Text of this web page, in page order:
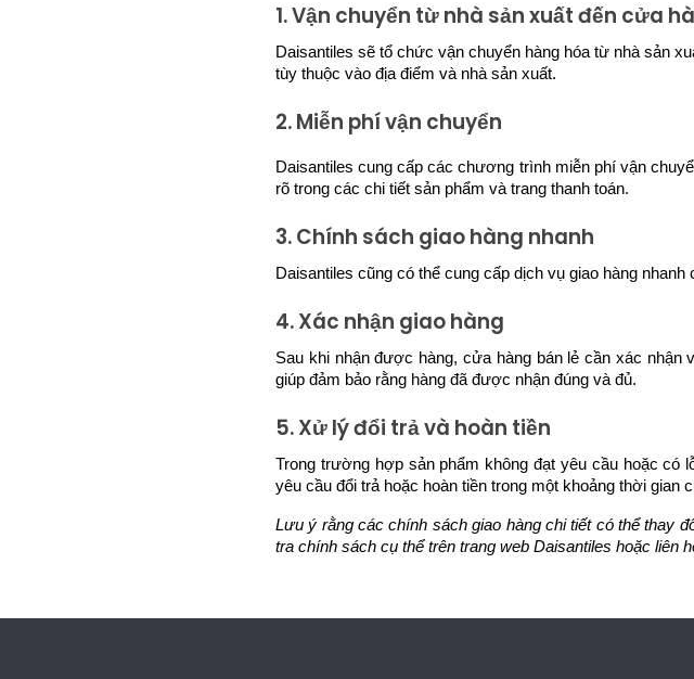
1. Vận chuyển từ nhà sản xuất đến cửa
Daisantiles sẽ tổ chức vận chuyển hàng hóa từ nhà sản
tùy thuộc vào địa điểm và nhà sản xuất.
2. Miễn phí vận chuyển
Daisantiles cung cấp các chương trình miễn phí vận
rõ trong các chi tiết sản phẩm và trang thanh toán.
3. Chính sách giao hàng nhanh
Daisantiles cũng có thể cung cấp dịch vụ giao hàng
4. Xác nhận giao hàng
Sau khi nhận được hàng, cửa hàng bán lẻ cần xác nhận
giúp đảm bảo rằng hàng đã được nhận đúng và đủ.
5. Xử lý đổi trả và hoàn tiền
Trong trường hợp sản phẩm không đạt yêu cầu hoặc có
yêu cầu đổi trả hoặc hoàn tiền trong một khoảng thời gian
Lưu ý rằng các chính sách giao hàng chi tiết có thể thay
tra chính sách cụ thể trên trang web Daisantiles hoặc liên